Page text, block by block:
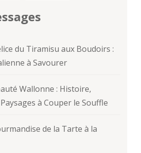
du Tiramisu aux Boudoirs :
à Savourer
Wallonne : Histoire,
à Couper le Souffle
de la Tarte à la